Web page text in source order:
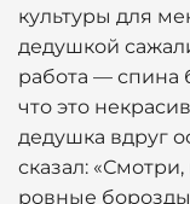
культуры для
дедушкой
работа — спина
что это
дедушка вдруг
сказал:
ровные